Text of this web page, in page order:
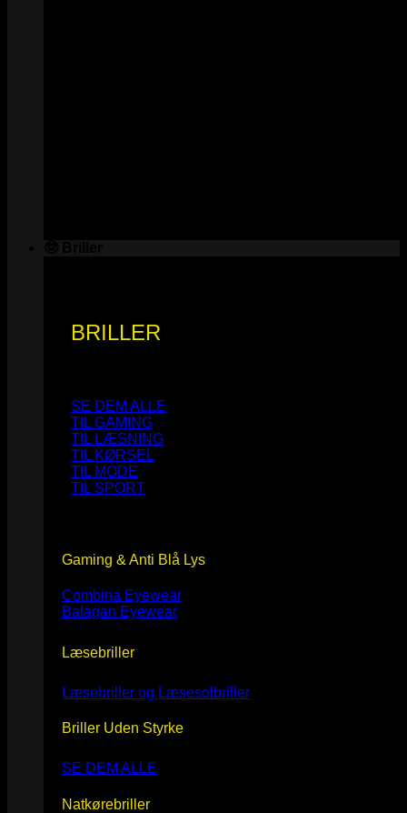
BRILLER
SE DEM ALLE
TIL GAMING
TIL LÆSNING
TIL KØRSEL
TIL MODE
TIL SPORT
Gaming & Anti Blå Lys
Combina Eyewear
Balagan Eyewear
Læsebriller
Læsebriller og Læsesolbriller
Briller Uden Styrke
SE DEM ALLE
Natkørebriller